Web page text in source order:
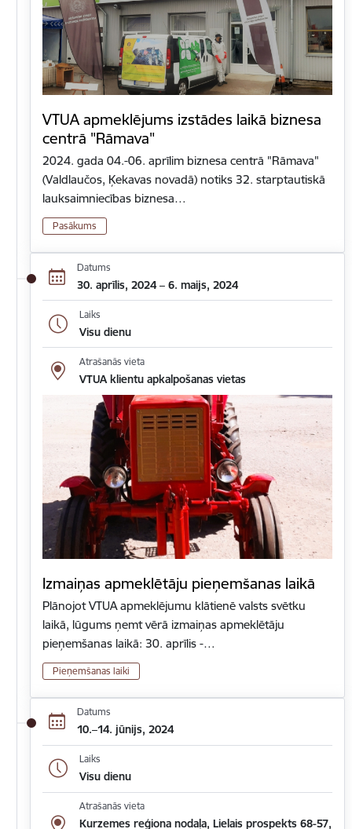
VTUA apmeklējums izstādes laikā biznesa
centrā "Rāmava"
2024. gada 04.-06. aprīlim biznesa centrā "Rāmava"
(Valdlaučos, Ķekavas novadā) notiks 32. starptautiskā
lauksaimniecības biznesa…
Pasākums
Datums
30. aprīlis, 2024 – 6. maijs, 2024
Laiks
Visu dienu
Atrašanās vieta
VTUA klientu apkalpošanas vietas
Izmaiņas apmeklētāju pieņemšanas laikā
Plānojot VTUA apmeklējumu klātienē valsts svētku
laikā, lūgums ņemt vērā izmaiņas apmeklētāju
pieņemšanas laikā: 30. aprīlis -…
Pieņemšanas laiki
Datums
10.–14. jūnijs, 2024
Laiks
Visu dienu
Atrašanās vieta
Kurzemes reģiona nodaļa, Lielais prospekts 68-57,